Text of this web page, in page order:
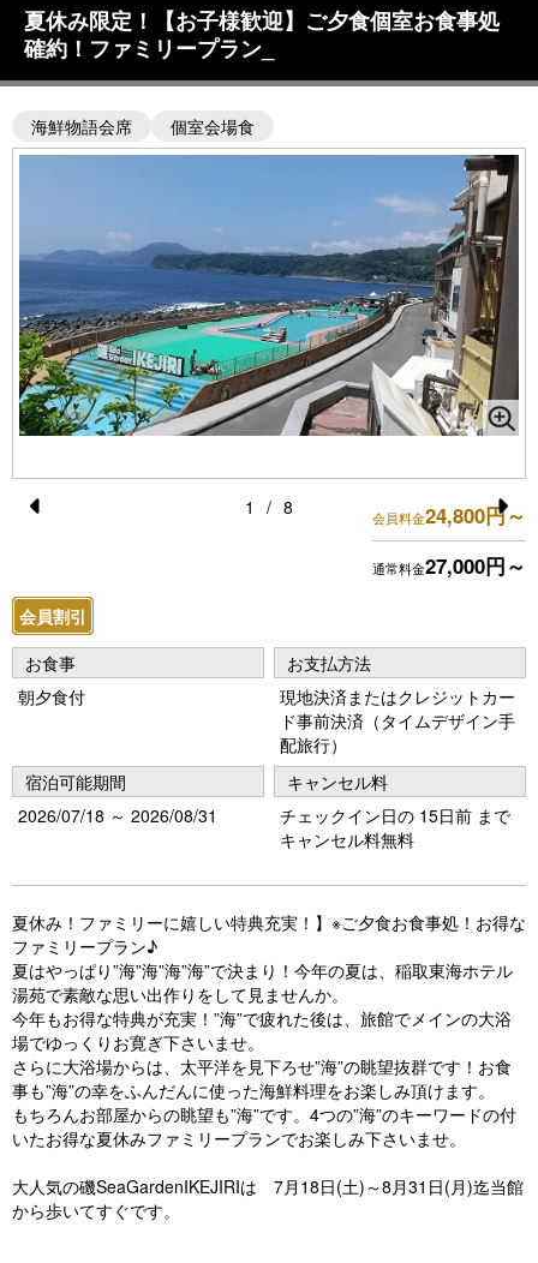
夏休み限定！【お子様歓迎】ご夕食個室お食事処
確約！ファミリープラン_
海鮮物語会席 個室会場食
vi
o
u
s
N
e
1 / 8 会員料金24,800円～
通常料金27,000円～
会員割引
お食事
朝夕食付
お支払方法
現地決済またはクレジットカー
ド事前決済（タイムデザイン手
配旅行）
宿泊可能期間
2026/07/18 ～ 2026/08/31
キャンセル料
チェックイン日の 15日前 まで
キャンセル料無料
夏休み！ファミリーに嬉しい特典充実！】※ご夕食お食事処！お得な
ファミリープラン♪
夏はやっぱり”海”海”海”海”で決まり！今年の夏は、稲取東海ホテル
湯苑で素敵な思い出作りをして見ませんか。
今年もお得な特典が充実！”海”で疲れた後は、旅館でメインの大浴
場でゆっくりお寛ぎ下さいませ。
さらに大浴場からは、太平洋を見下ろせ”海”の眺望抜群です！お食
事も”海”の幸をふんだんに使った海鮮料理をお楽しみ頂けます。
もちろんお部屋からの眺望も”海”です。4つの”海”のキーワードの付
いたお得な夏休みファミリープランでお楽しみ下さいませ。
大人気の磯SeaGardenIKEJIRIは 7月18日(土)～8月31日(月)迄当館
から歩いてすぐです。